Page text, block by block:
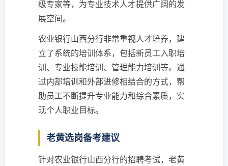
级专家等，为专业技术人才提供广阔的发
展空间。
农业银行山西分行非常重视人才培养，建
立了系统的培训体系，包括新员工入职培
训、专业技能培训、管理能力培训等。通
过内部培训和外部进修相结合的方式，帮
助员工不断提升专业能力和综合素质，实
现个人职业目标。
老黄选岗备考建议
针对农业银行山西分行的招聘考试，老黄